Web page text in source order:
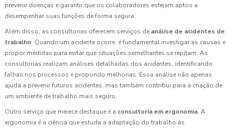
prevenir doenças e garantir que os colaboradores estejam aptos a
desempenhar suas funções de forma segura.
Além disso, as consultorias oferecem serviços de análise de acidentes de
trabalho. Quando um acidente ocorre, é fundamental investigar as causas e
propor medidas para evitar que situações semelhantes se repitam. As
consultorias realizam análises detalhadas dos acidentes, identificando
falhas nos processos e propondo melhorias. Essa análise não apenas
ajuda a prevenir futuros acidentes, mas também contribui para a criação de
um ambiente de trabalho mais seguro.
Outro serviço que merece destaque é a consultoria em ergonomia. A
ergonomia é a ciência que estuda a adaptação do trabalho às